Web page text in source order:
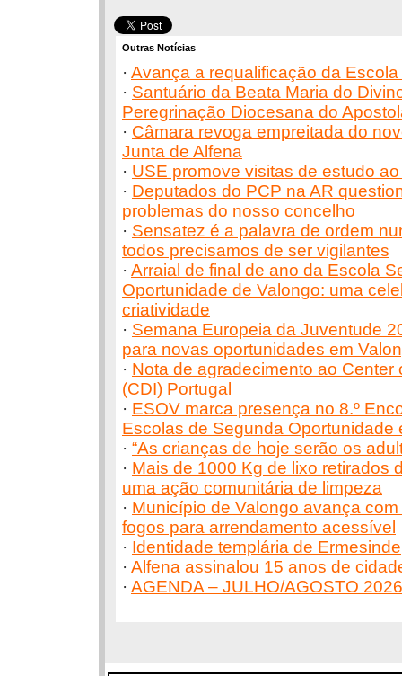
Outras Notícias
· Avança a requalificação da
· Santuário da Beata Maria do
Peregrinação Diocesana do
· Câmara revoga empreitada do
Junta de Alfena
· USE promove visitas de estudo
· Deputados do PCP na AR
problemas do nosso concelho
· Sensatez é a palavra de ordem
todos precisamos de ser vigilantes
· Arraial de final de ano da Escola
Oportunidade de Valongo: uma
criatividade
· Semana Europeia da Juventude
para novas oportunidades em
· Nota de agradecimento ao Center
(CDI) Portugal
· ESOV marca presença no 8.º
Escolas de Segunda Oportunidade
· “As crianças de hoje serão os
· Mais de 1000 Kg de lixo retirados
uma ação comunitária de limpeza
· Município de Valongo avança
fogos para arrendamento acessível
· Identidade templária de Ermesinde
· Alfena assinalou 15 anos de
· AGENDA – JULHO/AGOSTO 2026